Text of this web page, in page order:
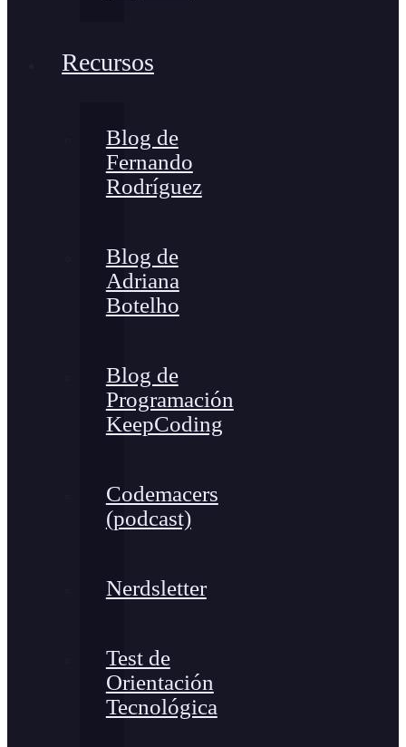
Recursos
Blog de
Fernando
Rodríguez
Blog de
Adriana
Botelho
Blog de
Programación
KeepCoding
Codemacers
(podcast)
Nerdsletter
Test de
Orientación
Tecnológica